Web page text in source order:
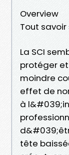
Overview
Tout
La SCI
protéger
moindre
effet de
à
tête